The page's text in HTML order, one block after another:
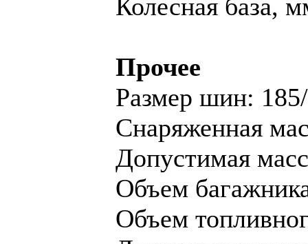
Колесная база,
Прочее
Размер шин:
Снаряженная
Допустимая
Объем
Объем